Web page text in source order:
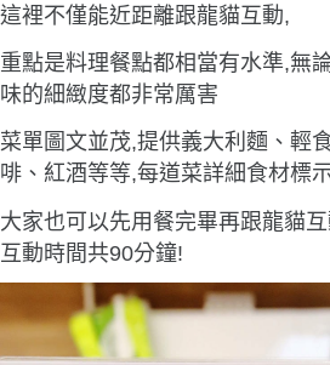
這裡不僅能近距離跟龍貓互動,
重點是料理餐點都相當有水準,無
味的細緻度都非常厲害
菜單圖文並茂,提供義大利麵、輕
啡、紅酒等等,每道菜詳細食材標
大家也可以先用餐完畢再跟龍貓
互動時間共90分鐘!